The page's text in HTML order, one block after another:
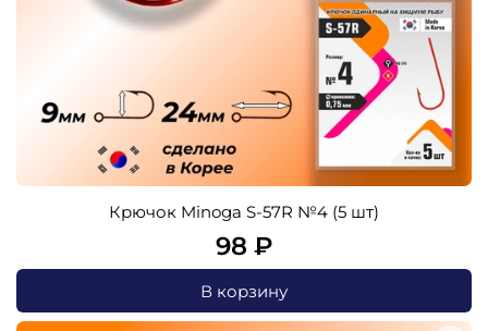
Крючок Minoga S-57R №4 (5 шт)
98 ₽
В корзину